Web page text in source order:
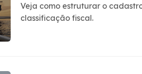
Veja como estruturar o
classificação fiscal.